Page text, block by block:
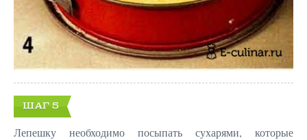
ШАГ 5
Лепешку необходимо посыпать сухарями, которые